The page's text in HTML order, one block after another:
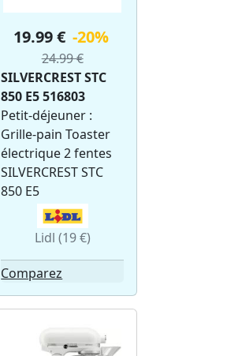
19.99 € -20%
24.99 €
SILVERCREST STC
850 E5 516803
Petit-déjeuner :
Grille-pain Toaster
électrique 2 fentes
SILVERCREST STC
850 E5
Lidl (19 €)
Comparez